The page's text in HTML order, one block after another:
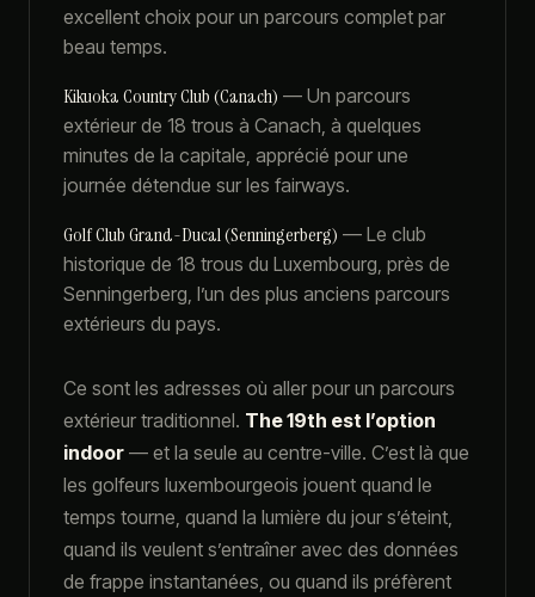
excellent choix pour un parcours complet par
beau temps.
Kikuoka Country Club (Canach) — Un parcours
extérieur de 18 trous à Canach, à quelques
minutes de la capitale, apprécié pour une
journée détendue sur les fairways.
Golf Club Grand-Ducal (Senningerberg) — Le club
historique de 18 trous du Luxembourg, près de
Senningerberg, l’un des plus anciens parcours
extérieurs du pays.
Ce sont les adresses où aller pour un parcours
extérieur traditionnel. The 19th est l’option
indoor — et la seule au centre-ville. C’est là que
les golfeurs luxembourgeois jouent quand le
temps tourne, quand la lumière du jour s’éteint,
quand ils veulent s’entraîner avec des données
de frappe instantanées, ou quand ils préfèrent